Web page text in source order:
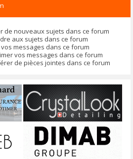
de nouveaux sujets dans ce forum
aux sujets dans ce forum
messages dans ce forum
vos messages dans ce forum
de pièces jointes dans ce forum